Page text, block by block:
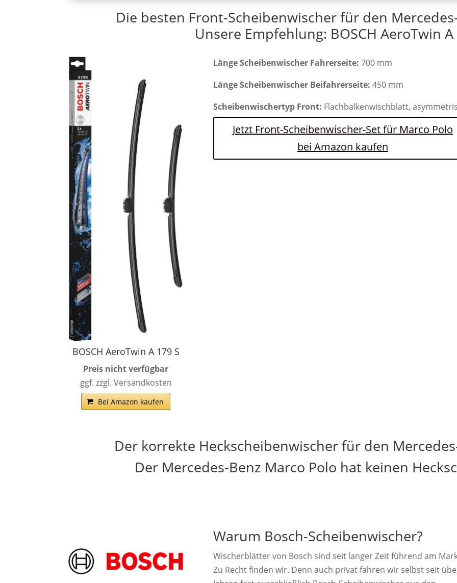
Die besten Front-Scheibenwischer für den
Unsere Empfehlung: BOSCH AeroTwin A
BOSCH AeroTwin A 179 S
Preis nicht verfügbar
ggf. zzgl. Versandkosten
Bei Amazon kaufen
Länge Scheibenwischer Fahrerseite: 700 mm
Länge Scheibenwischer Beifahrerseite: 450 mm
Scheibenwischertyp Front: Flachbalkenwischblatt,
Jetzt Front-Scheibenwischer-Set für Marco Polo
bei Amazon kaufen
Der korrekte Heckscheibenwischer für den
Der Mercedes-Benz Marco Polo hat keinen
Warum Bosch-Scheibenwischer?
Wischerblätter von Bosch sind seit langer Zeit führend am
Zu Recht finden wir. Denn auch privat fahren wir selbst seit